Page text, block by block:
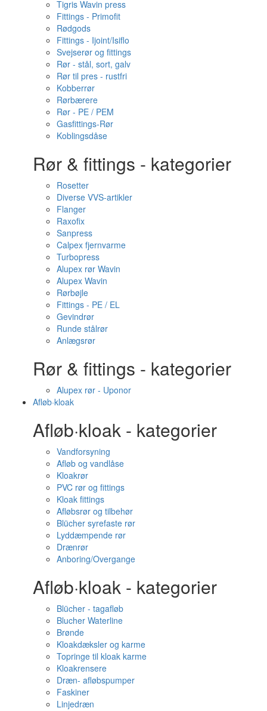
Tigris Wavin press
Fittings - Primofit
Rødgods
Fittings - Ijoint/Isiflo
Svejserør og fittings
Rør - stål, sort, galv
Rør til pres - rustfri
Kobberrør
Rørbærere
Rør - PE / PEM
Gasfittings-Rør
Koblingsdåse
Rør & fittings - kategorier
Rosetter
Diverse VVS-artikler
Flanger
Raxofix
Sanpress
Calpex fjernvarme
Turbopress
Alupex rør Wavin
Alupex Wavin
Rørbøjle
Fittings - PE / EL
Gevindrør
Runde stålrør
Anlægsrør
Rør & fittings - kategorier
Alupex rør - Uponor
Afløb·kloak
Afløb·kloak - kategorier
Vandforsyning
Afløb og vandlåse
Kloakrør
PVC rør og fittings
Kloak fittings
Afløbsrør og tilbehør
Blücher syrefaste rør
Lyddæmpende rør
Drænrør
Anboring/Overgange
Afløb·kloak - kategorier
Blücher - tagafløb
Blucher Waterline
Brønde
Kloakdæksler og karme
Topringe til kloak karme
Kloakrensere
Dræn- afløbspumper
Faskiner
Linjedræn